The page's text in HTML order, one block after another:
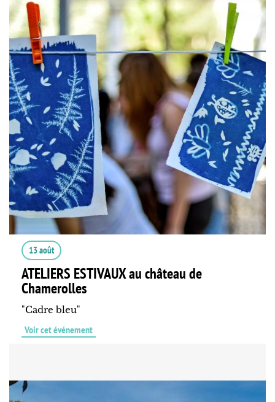
13 août
ATELIERS ESTIVAUX au château de
Chamerolles
"Cadre bleu"
Voir cet événement